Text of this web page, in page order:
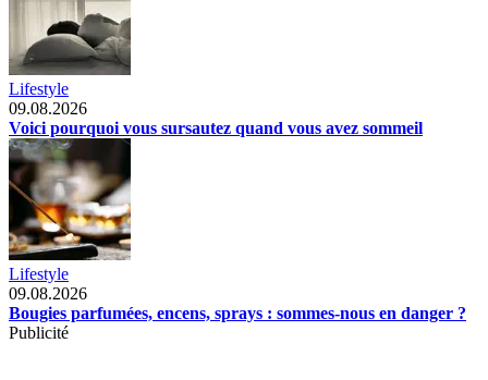
Lifestyle
09.08.2026
Voici pourquoi vous sursautez quand vous avez sommeil
Lifestyle
09.08.2026
Bougies parfumées, encens, sprays : sommes-nous en danger ?
Publicité